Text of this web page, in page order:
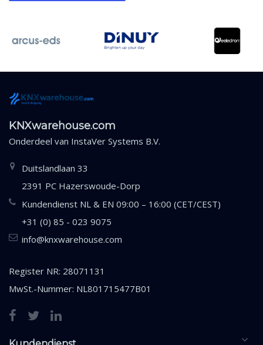
KNXwarehouse.com
Onderdeel van InstaVer Systems B.V.
Duitslandlaan 33
2391 PC Hazerswoude-Dorp
Kundendienst NL & EN 09:00 – 16:00 (CET/CEST)
+31 (0) 85 - 023 9075
info@knxwarehouse.com
Register NR: 28071131
MwSt.-Nummer: NL801715477B01